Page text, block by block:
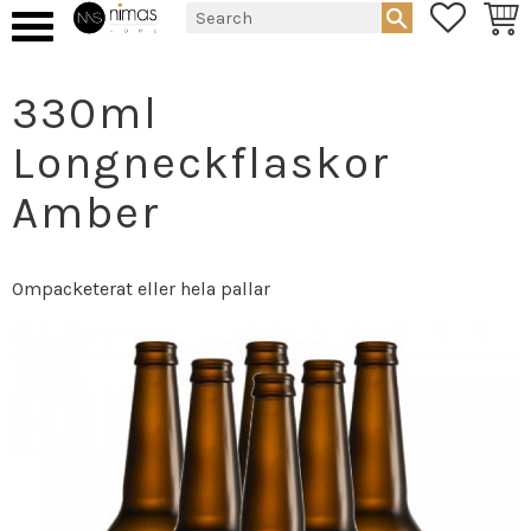
330ml
Longneckflaskor
Amber
Ompacketerat eller hela pallar